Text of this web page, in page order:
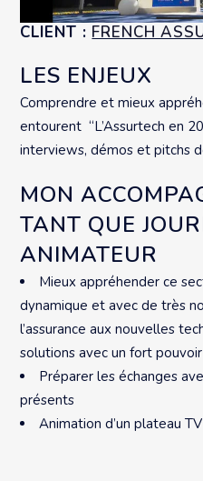
CLIENT : FRENCH
LES ENJEUX
Comprendre et mieux
entourent “L’Assurtech en
interviews, démos et pitchs
MON
TANT QUE
ANIMATEUR
Mieux appréhender ce
dynamique et avec de très
l’assurance aux nouvelles
solutions avec un fort
Préparer les échanges
présents
Animation d’un plateau